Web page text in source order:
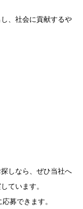
、社会に貢献するや
しなら、ぜひ当社へ
ています。
募できます。